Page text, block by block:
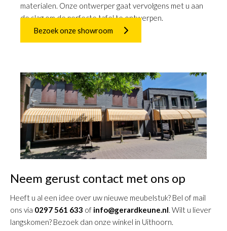
materialen. Onze ontwerper gaat vervolgens met u aan
de slag om de perfecte tafel te ontwerpen.
Bezoek onze showroom
Neem gerust contact met ons op
Heeft u al een idee over uw nieuwe meubelstuk? Bel of mail
ons via 0297 561 633 of info@gerardkeune.nl. Wilt u liever
langskomen? Bezoek dan onze winkel in Uithoorn.